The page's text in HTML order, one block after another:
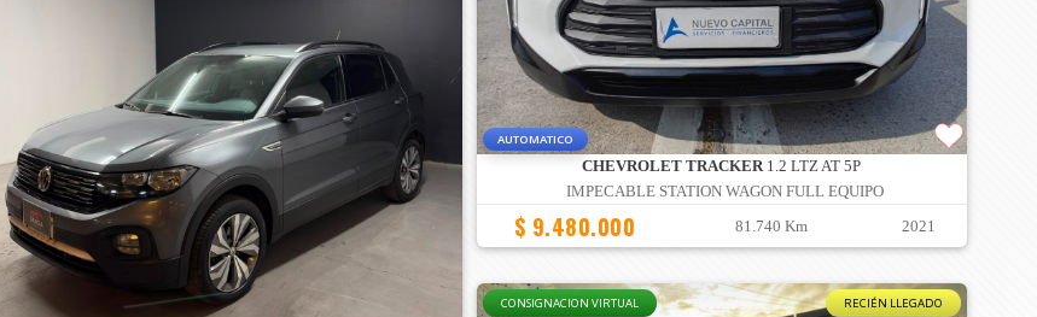
AUTOMATICO
CHEVROLET TRACKER1.2 LTZ AT 5P
IMPECABLE STATION WAGON FULL EQUIPO
$ 9.480.000 81.740 Km 2021
CONSIGNACION VIRTUAL RECIÉN LLEGADO